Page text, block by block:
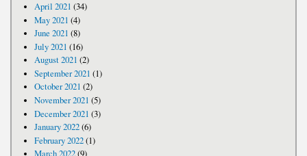
April 2021 (34)
May 2021 (4)
June 2021 (8)
July 2021 (16)
August 2021 (2)
September 2021 (1)
October 2021 (2)
November 2021 (5)
December 2021 (3)
January 2022(6)
February 2022(1)